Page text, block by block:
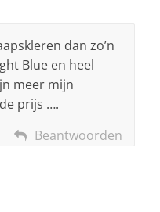
dan zo’n
Blue en heel
meer mijn
prijs ….
Beantwoorden